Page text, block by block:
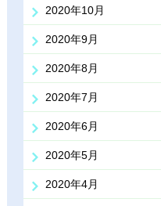
2020年10月
2020年9月
2020年8月
2020年7月
2020年6月
2020年5月
2020年4月